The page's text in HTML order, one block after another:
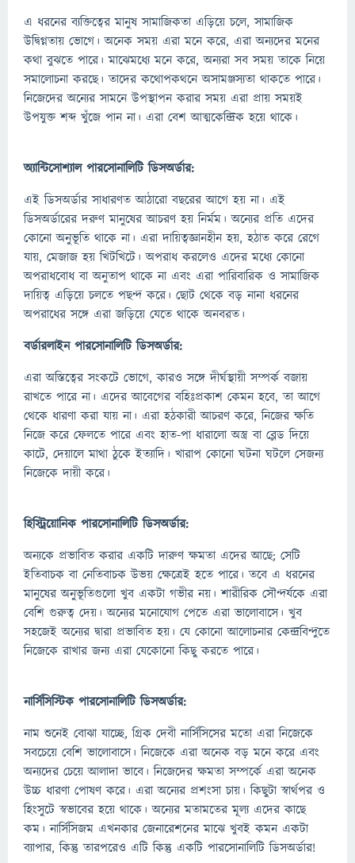
এ ধরনের ব্যক্তিত্বের মানুষ সামাজিকতা এড়িয়ে চলে, সামাজিক
উদ্বিগ্নতায় ভোগে। অনেক সময় এরা মনে করে, এরা অন্যদের মনের
কথা বুঝতে পারে। মাঝেমধ্যে মনে করে, অন্যরা সব সময় তাকে নিয়ে
সমালোচনা করছে। তাদের কথোপকথনে অসামঞ্জস্যতা থাকতে পারে।
নিজেদের অন্যের সামনে উপস্থাপন করার সময় এরা প্রায় সময়ই
উপযুক্ত শব্দ খুঁজে পান না। এরা বেশ আত্মকেন্দ্রিক হয়ে থাকে।
অ্যান্টিসোশ্যাল পারসোনালিটি ডিসঅর্ডার:
এই ডিসঅর্ডার সাধারণত আঠারো বছরের আগে হয় না। এই
ডিসঅর্ডারের দরুণ মানুষের আচরণ হয় নির্মম। অন্যের প্রতি এদের
কোনো অনুভূতি থাকে না। এরা দায়িত্বজ্ঞানহীন হয়, হঠাত করে রেগে
যায়, মেজাজ হয় খিটখিটে। অপরাধ করলেও এদের মধ্যে কোনো
অপরাধবোধ বা অনুতাপ থাকে না এবং এরা পারিবারিক ও সামাজিক
দায়িত্ব এড়িয়ে চলতে পছন্দ করে। ছোট থেকে বড় নানা ধরনের
অপরাধের সঙ্গে এরা জড়িয়ে যেতে থাকে অনবরত।
বর্ডারলাইন পারসোনালিটি ডিসঅর্ডার:
এরা অস্তিত্বের সংকটে ভোগে, কারও সঙ্গে দীর্ঘস্থায়ী সম্পর্ক বজায়
রাখতে পারে না। এদের আবেগের বহিঃপ্রকাশ কেমন হবে, তা আগে
থেকে ধারণা করা যায় না। এরা হঠকারী আচরণ করে, নিজের ক্ষতি
নিজে করে ফেলতে পারে এবং হাত-পা ধারালো অস্ত্র বা ব্লেড দিয়ে
কাটে, দেয়ালে মাথা ঠুকে ইত্যাদি। খারাপ কোনো ঘটনা ঘটলে সেজন্য
নিজেকে দায়ী করে।
হিস্ট্রিয়োনিক পারসোনালিটি ডিসঅর্ডার:
অন্যকে প্রভাবিত করার একটি দারুণ ক্ষমতা এদের আছে; সেটি
ইতিবাচক বা নেতিবাচক উভয় ক্ষেত্রেই হতে পারে। তবে এ ধরনের
মানুষের অনুভূতিগুলো খুব একটা গভীর নয়। শারীরিক সৌন্দর্যকে এরা
বেশি গুরুত্ব দেয়। অন্যের মনোযোগ পেতে এরা ভালোবাসে। খুব
সহজেই অন্যের দ্বারা প্রভাবিত হয়। যে কোনো আলোচনার কেন্দ্রবিন্দুতে
নিজেকে রাখার জন্য এরা যেকোনো কিছু করতে পারে।
নার্সিসিস্টিক পারসোনালিটি ডিসঅর্ডার:
নাম শুনেই বোঝা যাচ্ছে, গ্রিক দেবী নার্সিসিসের মতো এরা নিজেকে
সবচেয়ে বেশি ভালোবাসে। নিজেকে এরা অনেক বড় মনে করে এবং
অন্যদের চেয়ে আলাদা ভাবে। নিজেদের ক্ষমতা সম্পর্কে এরা অনেক
উচ্চ ধারণা পোষণ করে। এরা অন্যের প্রশংসা চায়। কিছুটা স্বার্থপর ও
হিংসুটে স্বভাবের হয়ে থাকে। অন্যের মতামতের মূল্য এদের কাছে
কম। নার্সিসিজম এখনকার জেনারেশনের মাঝে খুবই কমন একটা
ব্যাপার, কিন্তু তারপরেও এটি কিন্তু একটি পারসোনালিটি ডিসঅর্ডার!